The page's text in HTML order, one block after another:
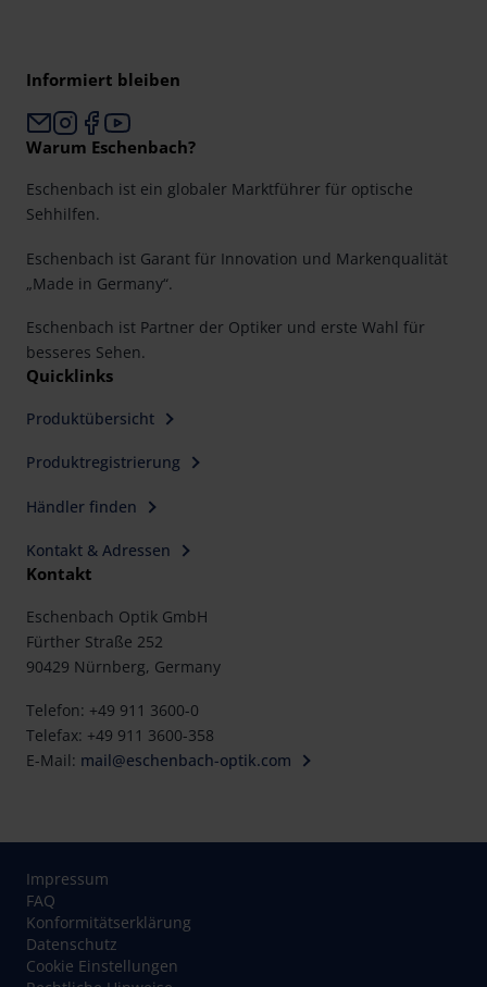
Informiert bleiben
Warum Eschenbach?
Eschenbach ist ein globaler Marktführer für optische
Sehhilfen.
Eschenbach ist Garant für Innovation und Markenqualität
„Made in Germany“.
Eschenbach ist Partner der Optiker und erste Wahl für
besseres Sehen.
Quicklinks
Produktübersicht
Produktregistrierung
Händler finden
Kontakt & Adressen
Kontakt
Eschenbach Optik GmbH
Fürther Straße 252
90429 Nürnberg, Germany
Telefon: +49 911 3600-0
Telefax: +49 911 3600-358
E-Mail: mail@eschenbach-optik.com
Impressum
FAQ
Konformitätserklärung
Datenschutz
Cookie Einstellungen